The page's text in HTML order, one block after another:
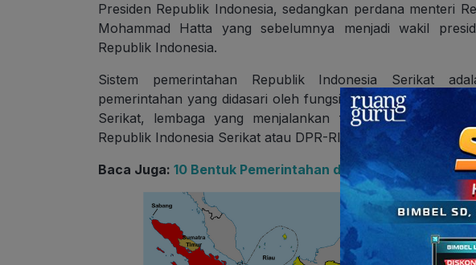
Presiden Republik Indonesia, sedangkan perdana menteri
Mohammad Hatta yang sebelumnya menjadi wakil
Republik Indonesia.
Sistem pemerintahan Republik Indonesia Serikat
pemerintahan yang didasari oleh fungsi-fungsi lembaga
Serikat, lembaga yang menjalankan fungsi parlemen
Republik Indonesia Serikat atau DPR-RIS.
Baca Juga: 10 Bentuk Pemerintahan di Dunia yang Harus